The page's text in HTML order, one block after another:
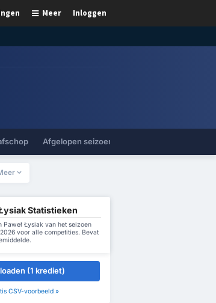
Inloggen
Meer
Afgelopen seizoenen
Statistieken
Łysiak van het seizoen
voor alle competities. Bevat
(1 krediet)
CSV-voorbeeld »